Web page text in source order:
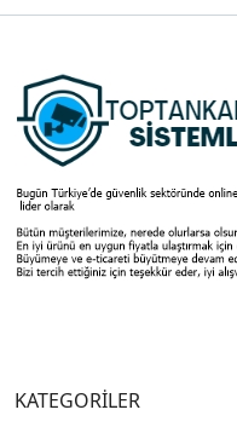
KATEGORİLER